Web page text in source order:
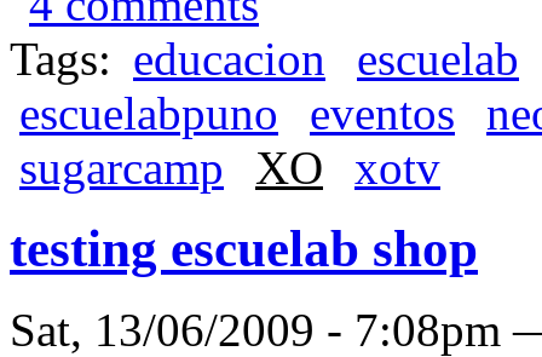
Tags: educacion
escuelab
escuelabpuno
eventos
sugarcamp
XO xotv
testing escuelab shop
Sat, 13/06/2009 -